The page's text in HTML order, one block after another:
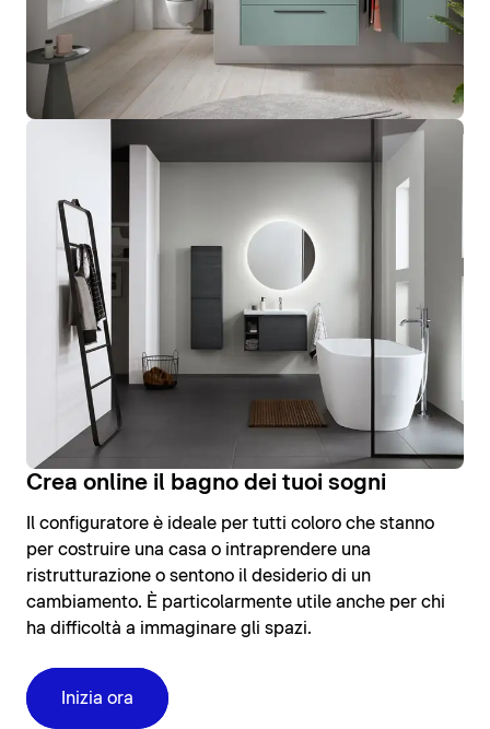
Crea online il bagno dei tuoi sogni
Il configuratore è ideale per tutti coloro che stanno
per costruire una casa o intraprendere una
ristrutturazione o sentono il desiderio di un
cambiamento. È particolarmente utile anche per chi
ha difficoltà a immaginare gli spazi.
Inizia ora